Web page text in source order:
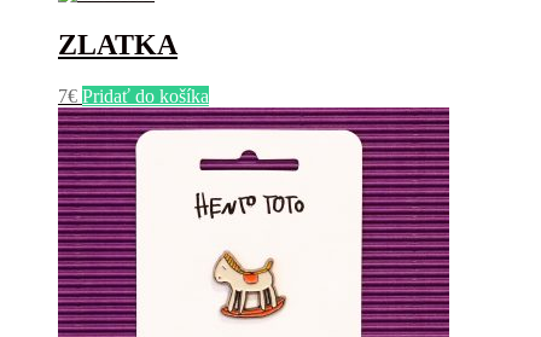
ZLATKA
7€ Pridať do košíka